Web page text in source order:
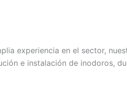
experiencia en el sector,
e instalación de inodoros,